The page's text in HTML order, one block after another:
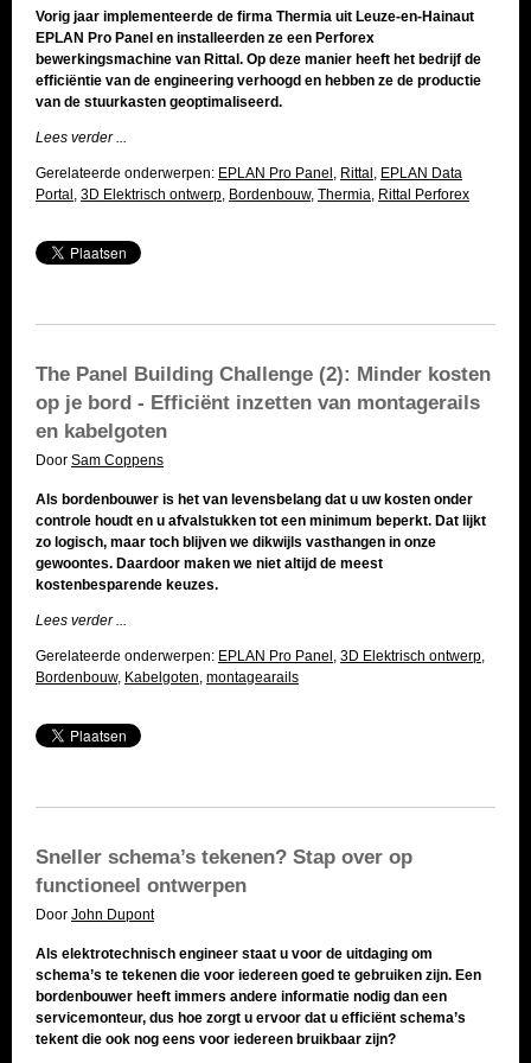
Vorig jaar implementeerde de firma Thermia uit Leuze-en-Hainaut
EPLAN Pro Panel en installeerden ze een Perforex
bewerkingsmachine van Rittal. Op deze manier heeft het bedrijf de
efficiëntie van de engineering verhoogd en hebben ze de productie
van de stuurkasten geoptimaliseerd.
Lees verder ...
Gerelateerde onderwerpen: EPLAN Pro Panel , Rittal , EPLAN Data
Portal , 3D Elektrisch ontwerp, Bordenbouw, Thermia, Rittal Perforex
The Panel Building Challenge (2): Minder kosten
op je bord - Efficiënt inzetten van montagerails
en kabelgoten
Door Sam Coppens
Als bordenbouwer is het van levensbelang dat u uw kosten onder
controle houdt en u afvalstukken tot een minimum beperkt. Dat lijkt
zo logisch, maar toch blijven we dikwijls vasthangen in onze
gewoontes. Daardoor maken we niet altijd de meest
kostenbesparende keuzes.
Lees verder ...
Gerelateerde onderwerpen: EPLAN Pro Panel , 3D Elektrisch ontwerp,
Bordenbouw, Kabelgoten, montagearails
Sneller schema’s tekenen? Stap over op
functioneel ontwerpen
Door John Dupont
Als elektrotechnisch engineer staat u voor de uitdaging om
schema’s te tekenen die voor iedereen goed te gebruiken zijn. Een
bordenbouwer heeft immers andere informatie nodig dan een
servicemonteur, dus hoe zorgt u ervoor dat u efficiënt schema’s
tekent die ook nog eens voor iedereen bruikbaar zijn?